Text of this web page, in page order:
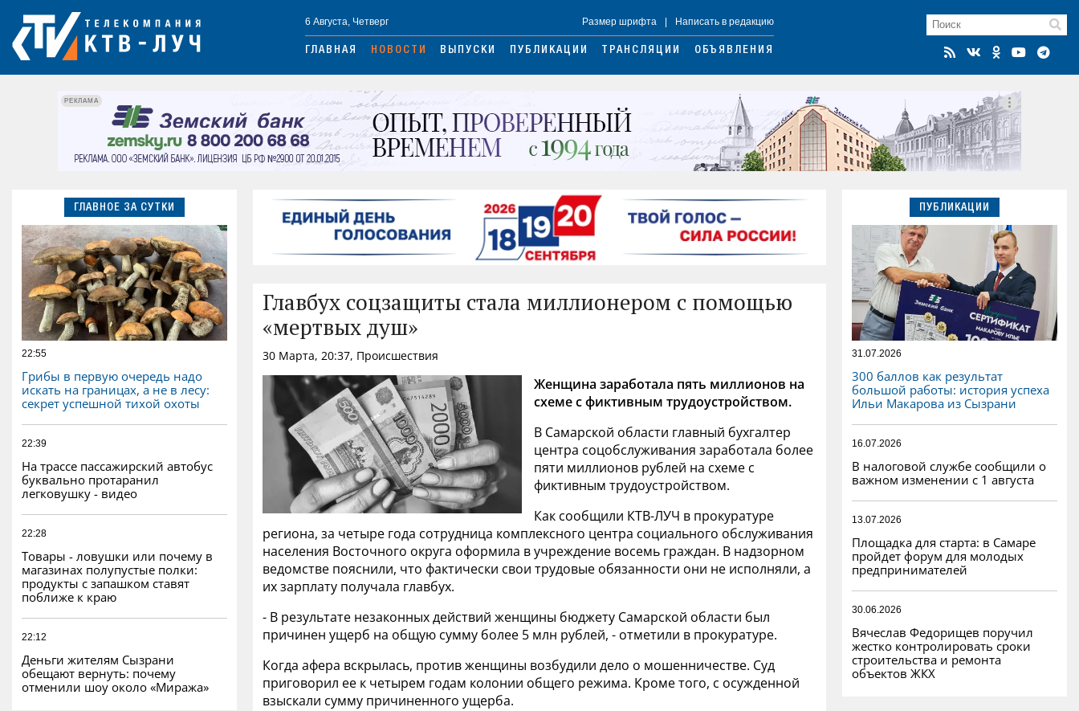
6 Августа, Четверг Размер шрифта Написать в редакцию
ГЛАВНАЯ НОВОСТИ ВЫПУСКИ ПУБЛИКАЦИИ ТРАНСЛЯЦИИ ОБЪЯВЛЕНИЯ
РЕКЛАМА
ГЛАВНОЕ ЗА СУТКИ
22:55
Грибы в первую очередь надо
искать на границах, а не в лесу:
секрет успешной тихой охоты
22:39
На трассе пассажирский автобус
буквально протаранил
легковушку - видео
22:28
Товары - ловушки или почему в
магазинах полупустые полки:
продукты с запашком ставят
поближе к краю
22:12
Деньги жителям Сызрани
обещают вернуть: почему
отменили шоу около «Миража»
Главбух соцзащиты стала миллионером с помощью
«мертвых душ»
30 Марта, 20:37, Происшествия
Женщина заработала пять миллионов на
схеме с фиктивным трудоустройством.
В Самарской области главный бухгалтер
центра соцобслуживания заработала более
пяти миллионов рублей на схеме с
фиктивным трудоустройством.
Как сообщили КТВ-ЛУЧ в прокуратуре
региона, за четыре года сотрудница комплексного центра социального обслуживания
населения Восточного округа оформила в учреждение восемь граждан. В надзорном
ведомстве пояснили, что фактически свои трудовые обязанности они не исполняли, а
их зарплату получала главбух.
- В результате незаконных действий женщины бюджету Самарской области был
причинен ущерб на общую сумму более 5 млн рублей, - отметили в прокуратуре.
Когда афера вскрылась, против женщины возбудили дело о мошенничестве. Суд
приговорил ее к четырем годам колонии общего режима. Кроме того, с осужденной
взыскали сумму причиненного ущерба.
ПУБЛИКАЦИИ
31.07.2026
300 баллов как результат
большой работы: история успеха
Ильи Макарова из Сызрани
16.07.2026
В налоговой службе сообщили о
важном изменении с 1 августа
13.07.2026
Площадка для старта: в Самаре
пройдет форум для молодых
предпринимателей
30.06.2026
Вячеслав Федорищев поручил
жестко контролировать сроки
строительства и ремонта
объектов ЖКХ